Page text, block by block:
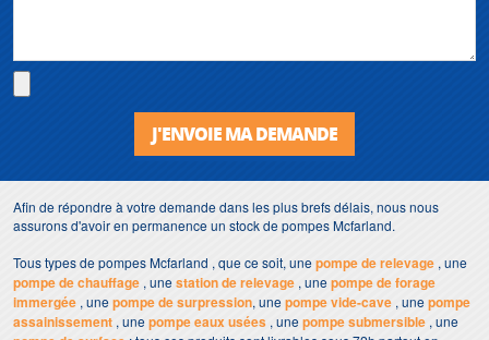
J'ENVOIE MA DEMANDE
Afin de répondre à votre demande dans les plus brefs délais, nous nous
assurons d'avoir en permanence un stock de pompes Mcfarland.
Tous types de pompes Mcfarland , que ce soit, unepompe de relevage , une
pompe de chauffage , unestation de relevage , unepompe de forage
immergée , unepompe de surpression, unepompe vide-cave , unepompe
assainissement , unepompe eaux usées , unepompe submersible , une